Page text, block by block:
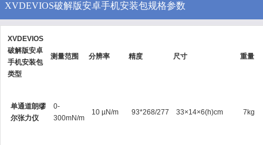
XVDEVIOS破解版安卓手机安装包规格参数
XVDEVIOS
破解版安卓
手机安装包
类型
测量范围 分辨率 精度 尺寸 重量
单通道朗缪
尔张力仪
0-
300mN/m
10 µN/m 93*268/277 33×14×6(h)cm 7kg